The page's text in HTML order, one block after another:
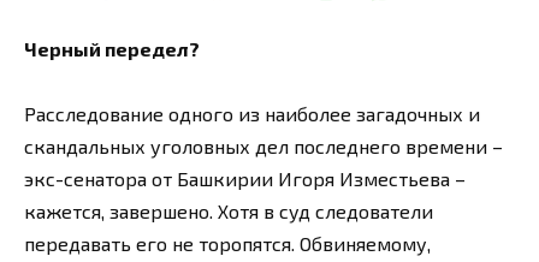
Черный передел?
Расследование одного из наиболее загадочных и
скандальных уголовных дел последнего времени –
экс-сенатора от Башкирии Игоря Изместьева –
кажется, завершено. Хотя в суд следователи
передавать его не торопятся. Обвиняемому,